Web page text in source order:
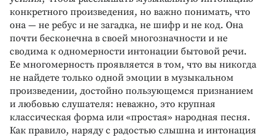
конкретного произведения, но важно понимать, что
она — не ребус и не загадка, не шифр и не код. Она
почти бесконечна в своей многозначности и не
сводима к одномерности интонации бытовой речи.
Ее многомерность проявляется в том, что вы никогда
не найдете только одной эмоции в музыкальном
произведении, достойно пользующемся признанием
и любовью слушателя: неважно, это крупная
классическая форма или «простая» народная песня.
Как правило, наряду с радостью слышна и интонация